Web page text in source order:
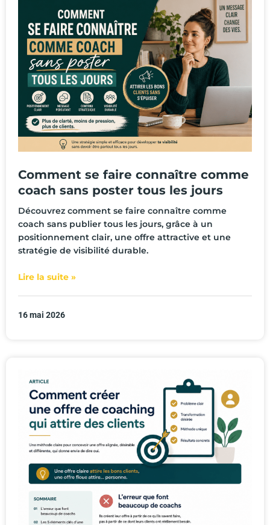
Comment se faire connaître comme
coach sans poster tous les jours
Découvrez comment se faire connaître comme
coach sans publier tous les jours, grâce à un
positionnement clair, une offre attractive et une
stratégie de visibilité durable.
Lire la suite »
16 mai 2026